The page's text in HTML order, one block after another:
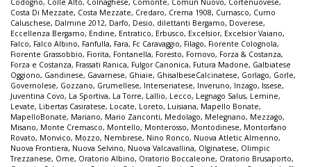
Codogno, Colle Alto, Colnaghese, Comonte, Comun Nuovo, Cortenuovese,
Costa Di Mezzate, Costa Mezzate, Credaro, Crema 1908, Curnasco, Curno
Caluschese, Dalmine 2012, Darfo, Desio, dilettanti Bergamo, Doverese,
Eccellenza Bergamo, Endine, Entratico, Erbusco, Excelsior, Excelsior Vaiano,
Falco, Falco Albino, Fanfulla, Fara, Fc Caravaggio, Filago, Fiorente Colognola,
Fiorente Grassobbio, Fiorita, Fontanella, Foresto, Fornovo, Forza & Costanza,
Forza e Costanza, Frassati Ranica, Fulgor Canonica, Futura Madone, Galbiatese
Oggiono, Gandinese, Gavarnese, Ghiaie, GhisalbeseCalcinatese, Gorlago, Gorle,
Governolese, Gozzano, Grumellese, Interseriatese, Inveruno, Inzago, Issese,
Juventina Covo, La Sportiva, La Torre, Lallio, Lecco, Legnago Salus, Lemine,
Levate, Libertas Casiratese, Locate, Loreto, Luisiana, Mapello Bonate,
MapelloBonate, Mariano, Mario Zanconti, Medolago, Melegnano, Mezzago,
Misano, Monte Cremasco, Montello, Monterosso, Montodinese, Montorfano
Rovato, Monvico, Mozzo, Nembrese, Nino Ronco, Nuova Atletic Almenno,
Nuova Frontiera, Nuova Selvino, Nuova Valcavallina, Olginatese, Olimpic
Trezzanese, Ome, Oratorio Albino, Oratorio Boccaleone, Oratorio Brusaporto,